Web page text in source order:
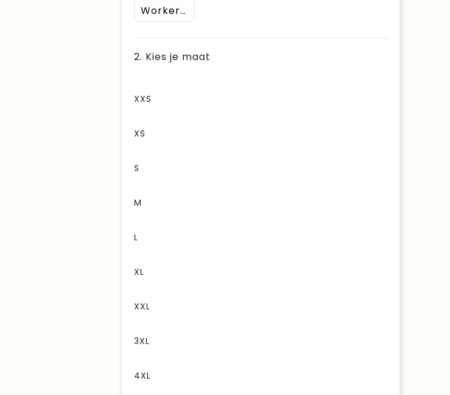
Worker Blue
2. Kies je maat
XXS
XS
S
M
L
XL
XXL
3XL
4XL